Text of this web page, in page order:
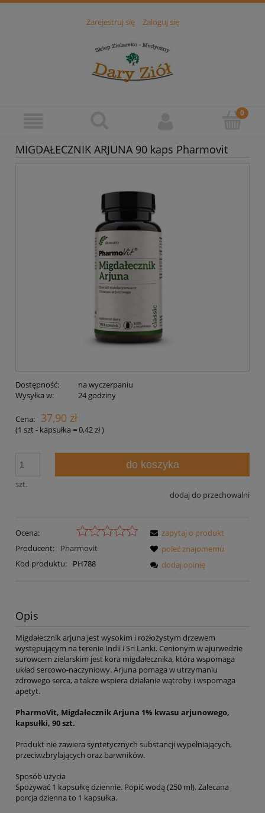
Zarejestruj się Zaloguj się
MIGDAŁECZNIK ARJUNA 90 kaps Pharmovit
Dostępność:
na wyczerpaniu
Wysyłka w:
24 godziny
Cena: 37,90 zł
(1 szt - kapsułka =0,42 zł)
szt.
do koszyka
dodaj do przechowalni
Ocena:
Producent:
Pharmovit
Kod produktu:
PH788
zapytaj o produkt
poleć znajomemu
dodaj opinię
Opis
Migdałecznik arjuna jest wysokim i rozłożystym drzewem
występującym na terenie Indii i Sri Lanki. Cenionym w ajurwedzie
surowcem zielarskim jest kora migdałecznika, która wspomaga
układ sercowo-naczyniowy. Arjuna pomaga w utrzymaniu
zdrowego serca, a także wspiera działanie wątroby i wspomaga
apetyt.
PharmoVit, Migdałecznik Arjuna 1% kwasu arjunowego,
kapsułki, 90 szt.
Produkt nie zawiera syntetycznych substancji wypełniających,
przeciwzbrylających oraz barwników.
Sposób użycia
Spożywać 1 kapsułkę dziennie. Popić wodą (250 ml). Zalecana
porcja dzienna to 1 kapsułka.